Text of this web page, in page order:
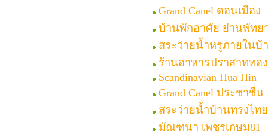
Grand Canel ดอนเมือง
บ้านพักอาศัย ย่านพัทย
สระว่ายน้ำหรูภายในบ้
ร้านอาหารปราสาททอง
Scandinavian Hua Hin
Grand Canel ประชาชื่น
สระว่ายน้ำบ้านทรงไทย
มัณฑนา เพชรเกษม81